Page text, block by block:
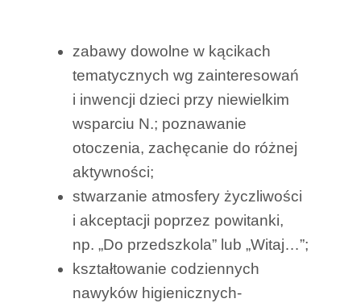
zabawy dowolne w kącikach
tematycznych wg zainteresowań
i inwencji dzieci przy niewielkim
wsparciu N.; poznawanie
otoczenia, zachęcanie do różnej
aktywności;
stwarzanie atmosfery życzliwości
i akceptacji poprzez powitanki,
np. „Do przedszkola” lub „Witaj…”;
kształtowanie codziennych
nawyków higienicznych-